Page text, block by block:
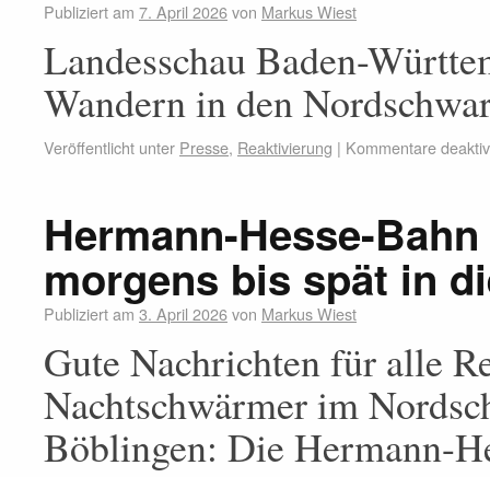
Publiziert am 7. April 2026von Markus Wiest
Landesschau Baden-
Wandern in den
Veröffentlicht unter Presse, Reaktivierung | Kommentare
Hermann-Hesse-
morgens bis spät in
Publiziert am 3. April 2026von Markus Wiest
Gute Nachrichten für alle
Nachtschwärmer im
Böblingen: Die Hermann-